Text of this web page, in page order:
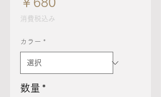
消費税込み
カラー *
数量 *